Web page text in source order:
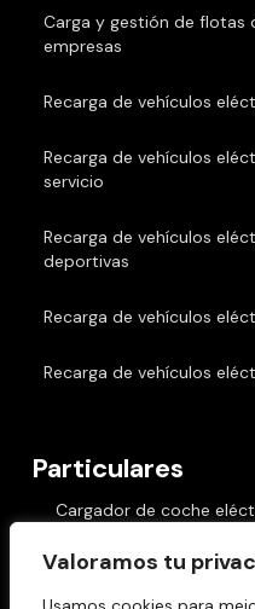
Valoramos tu
Carga y gestión de flotas
empresas
Recarga de vehículos
Recarga de vehículos
servicio
Recarga de vehículos
deportivas
Recarga de vehículos
Recarga de vehículos
Particulares
Cargador de coche
Cargadores de coche